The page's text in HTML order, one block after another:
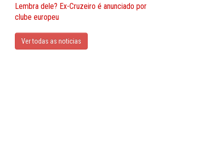
Lembra dele? Ex-Cruzeiro é anunciado por
clube europeu
Ver todas as noticias